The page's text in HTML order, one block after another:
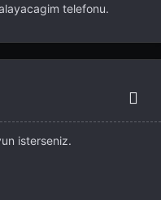
telefonu.
isterseniz.